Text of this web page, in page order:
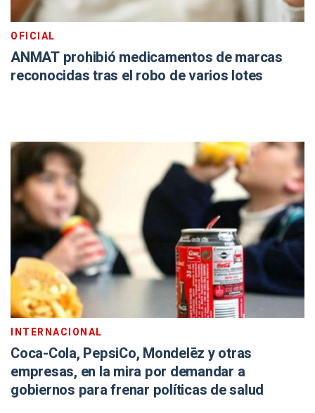
OFICIAL
ANMAT prohibió medicamentos de marcas
reconocidas tras el robo de varios lotes
INTERNACIONAL
Coca-Cola, PepsiCo, Mondelēz y otras
empresas, en la mira por demandar a
gobiernos para frenar políticas de salud